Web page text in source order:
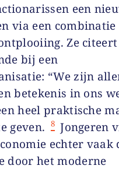
een
via een
Ze
bij een
“We zijn
betekenis in ons
heel praktische
geven.
8 Jongeren
echter vaak
door het moderne